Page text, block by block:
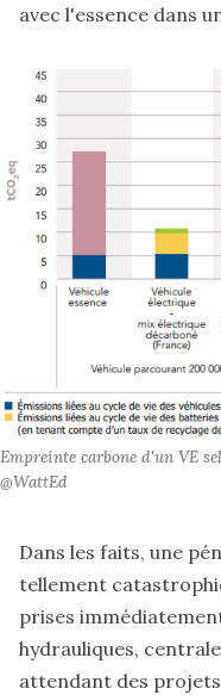
avec l'essence dans
Empreinte carbone d'un VE
@WattEd
Dans les faits, une
tellement
prises
hydrauliques,
attendant des